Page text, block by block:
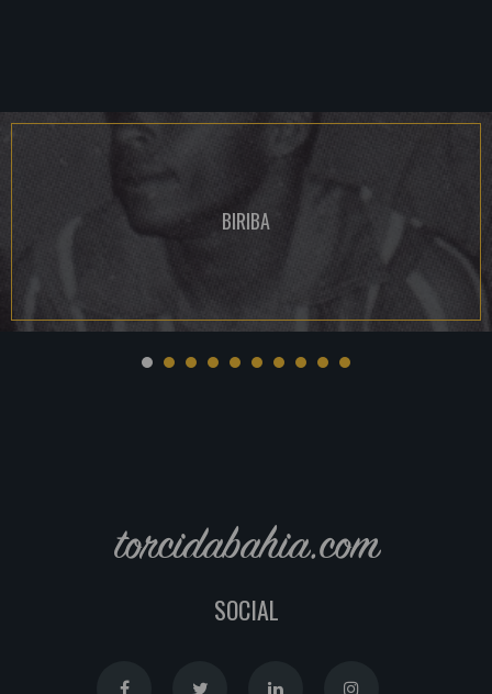
BIRIBA
torcidabahia.com
SOCIAL